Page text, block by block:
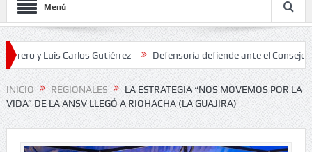
Menú
Carlos Gutiérrez Defensoría defiende ante el Consejo de
2026
INICIO REGIONALES
LA ESTRATEGIA “NOS MOVEMOS POR LA
VIDA” DE LA ANSV LLEGÓ A RIOHACHA (LA GUAJIRA)